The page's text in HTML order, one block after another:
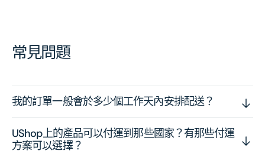
常見問題
我的訂單一般會於多少個工作天內安排配送？
UShop上的產品可以付運到那些國家？有那些付運
方案可以選擇？